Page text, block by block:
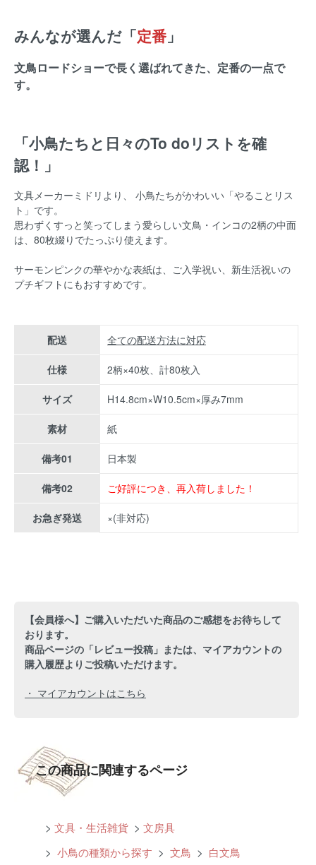
みんなが選んだ「定番 」
文鳥ロードショーで長く選ばれてきた、定番の一点で
す。
「小鳥たちと日々のTo doリストを確
認！」
文具メーカーミドリより、 小鳥たちがかわいい「やることリス
ト」です。
思わずくすっと笑ってしまう愛らしい文鳥・インコの2柄の中面
は、 80枚綴りでたっぷり使えます。
サーモンピンクの華やかな表紙は、ご入学祝い、新生活祝いの
プチギフトにもおすすめです。
配送 全ての配送方法に対応
仕様 2柄×40枚、計80枚入
サイズ H14.8cm×W10.5cm×厚み7mm
素材 紙
備考01 日本製
備考02 ご好評につき、再入荷しました！
お急ぎ発送 ×(非対応)
【会員様へ】ご購入いただいた商品のご感想をお待ちして
おります。
商品ページの「レビュー投稿」または、マイアカウントの
購入履歴よりご投稿いただけます。
・ マイアカウントはこちら
この商品に関連するページ
> 文具・生活雑貨 > 文房具
> 小鳥の種類から探す > 文鳥 > 白文鳥